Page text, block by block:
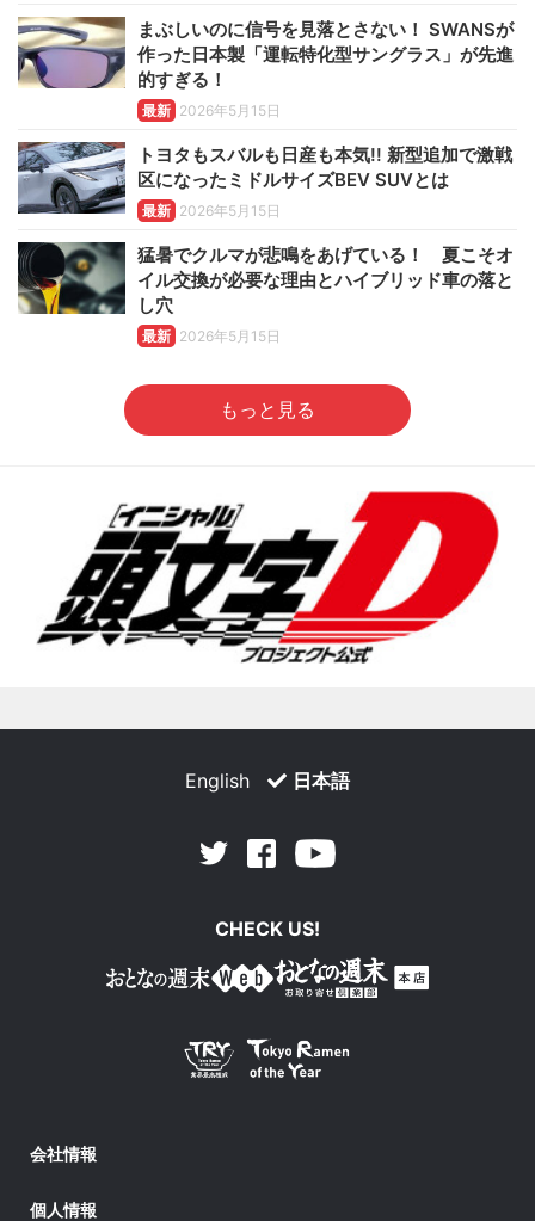
まぶしいのに信号を見落とさない！ SWANSが
作った日本製「運転特化型サングラス」が先進
的すぎる！
最新 2026年5月15日
トヨタもスバルも日産も本気!! 新型追加で激戦
区になったミドルサイズBEV SUVとは
最新 2026年5月15日
猛暑でクルマが悲鳴をあげている！ 夏こそオ
イル交換が必要な理由とハイブリッド車の落と
し穴
最新 2026年5月15日
もっと見る
English 日本語
Twitter Facebook
CHECK US!
会社情報
個人情報